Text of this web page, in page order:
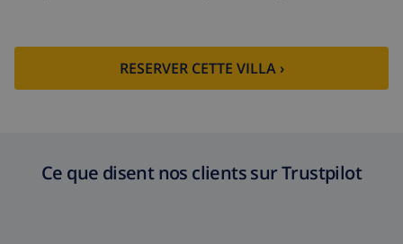
RESERVER CETTE VILLA ›
Ce que disent nos clients sur Trustpilot